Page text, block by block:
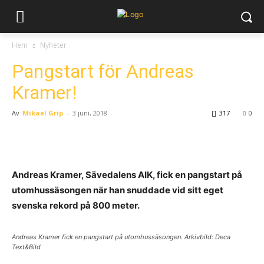
Hem Nyheter
Pangstart för Andreas
Kramer!
Av Mikael Grip - 3 juni, 2018 0
317
Andreas Kramer, Sävedalens AIK, fick en pangstart på
utomhussäsongen när han snuddade vid sitt eget
svenska rekord på 800 meter.
Andreas Kramer fick en pangstart på utomhussäsongen. Arkivbild: Deca
Text&Bild